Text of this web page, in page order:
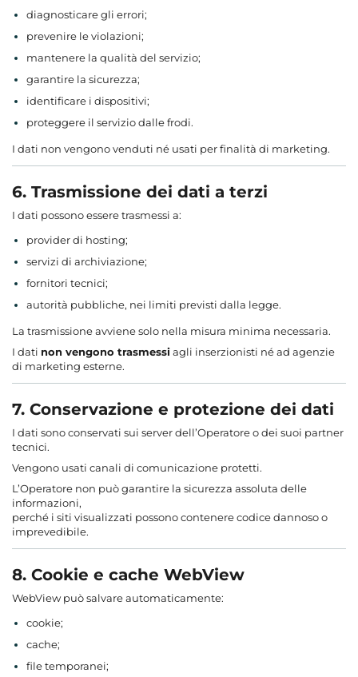
diagnosticare gli errori;
prevenire le violazioni;
mantenere la qualità del servizio;
garantire la sicurezza;
identificare i dispositivi;
proteggere il servizio dalle frodi.
I dati non vengono venduti né usati per finalità di marketing.
6. Trasmissione dei dati a terzi
I dati possono essere trasmessi a:
provider di hosting;
servizi di archiviazione;
fornitori tecnici;
autorità pubbliche, nei limiti previsti dalla legge.
La trasmissione avviene solo nella misura minima necessaria.
I dati non vengono trasmessiagli inserzionisti né ad agenzie
di marketing esterne.
7. Conservazione e protezione dei dati
I dati sono conservati sui server dell’Operatore o dei suoi partner
tecnici.
Vengono usati canali di comunicazione protetti.
L’Operatore non può garantire la sicurezza assoluta delle
informazioni,
perché i siti visualizzati possono contenere codice dannoso o
imprevedibile.
8. Cookie e cache WebView
WebView può salvare automaticamente:
cookie;
cache;
file temporanei;